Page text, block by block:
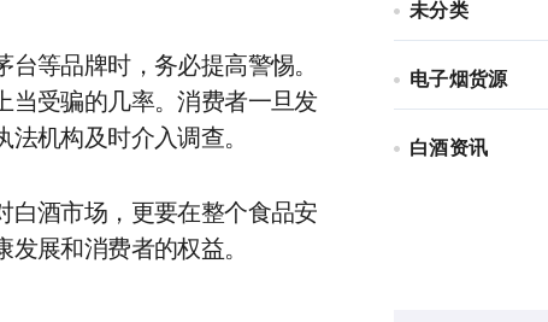
等品牌时，务必提高警惕。
当受骗的几率。消费者一旦发
机构及时介入调查。
白酒市场，更要在整个食品安
展和消费者的权益。
未分类
电子烟货源
白酒资讯